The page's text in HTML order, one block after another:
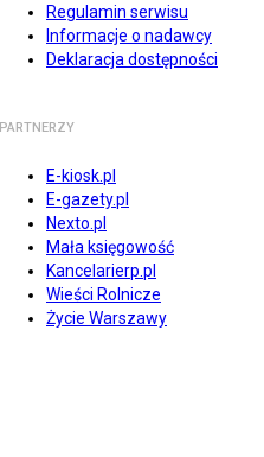
Regulamin serwisu
Informacje o nadawcy
Deklaracja dostępności
PARTNERZY
E-kiosk.pl
E-gazety.pl
Nexto.pl
Mała księgowość
Kancelarierp.pl
Wieści Rolnicze
Życie Warszawy